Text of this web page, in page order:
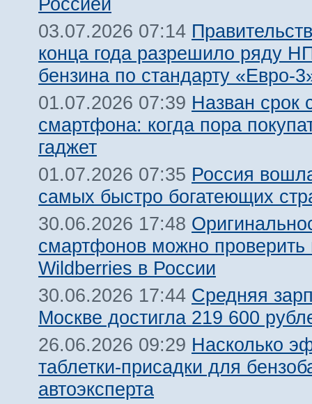
03.07.2026 07:14
конца года разрешило ряду
бензина по стандарту «Евро-
01.07.2026 07:39 Назван срок
смартфона: когда пора
гаджет
01.07.2026 07:35 Россия
самых быстро богатеющих
30.06.2026 17:48
смартфонов можно проверить
Wildberries в России
30.06.2026 17:44 Средняя
Москве достигла 219 600
26.06.2026 09:29 Насколько
таблетки-присадки для
автоэксперта